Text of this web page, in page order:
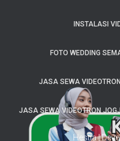
INSTALASI
FOTO WEDDING
JASA SEWA
JASA SEWA VIDEOTRON
Hestia |